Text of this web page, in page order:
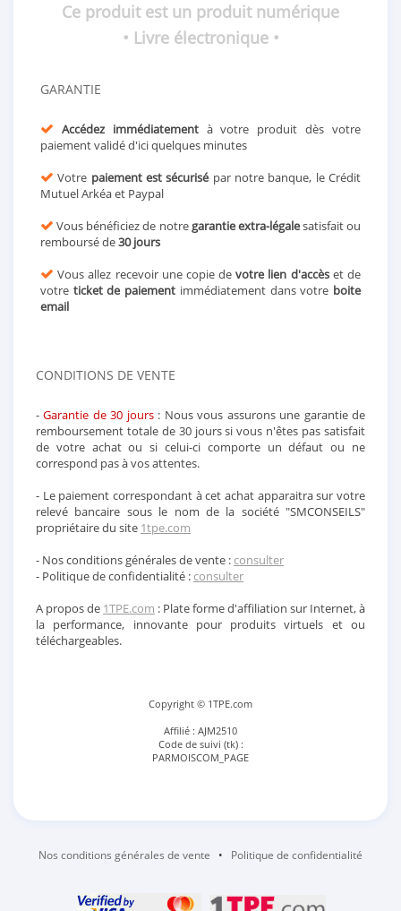
Ce produit est un produit numérique
• Livre électronique •
GARANTIE
Accédez immédiatementà votre produit dès votre
paiement validé d'ici quelques minutes
Votre paiement est sécurisé par notre banque, le Crédit
Mutuel Arkéa et Paypal
Vous bénéficiez de notregarantie extra-légalesatisfait ou
remboursé de30 jours
Vous allez recevoir une copie devotre lien d'accèset de
votre ticket de paiement immédiatement dans votre boite
email
CONDITIONS DE VENTE
-Garantie de 30 jours: Nous vous assurons une garantie de
remboursement totale de 30 jours si vous n'êtes pas satisfait
de votre achat ou si celui-ci comporte un défaut ou ne
correspond pas à vos attentes.
- Le paiement correspondant à cet achat apparaitra sur votre
relevé bancaire sous le nom de la société "SMCONSEILS"
propriétaire du site 1tpe.com
- Nos conditions générales de vente :consulter
- Politique de confidentialité :consulter
A propos de 1TPE.com : Plate forme d'affiliation sur Internet, à
la performance, innovante pour produits virtuels et ou
téléchargeables.
Copyright © 1TPE.com
Affilié : AJM2510
Code de suivi (tk) :
PARMOISCOM_PAGE
Nos conditions générales de vente • Politique de confidentialité